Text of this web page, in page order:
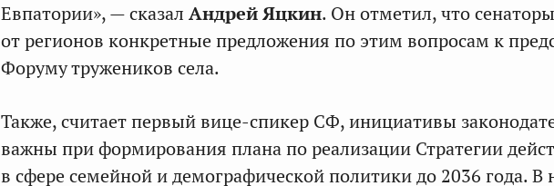
Евпатории», — сказал Андрей Яцкин. Он отметил, что
от регионов конкретные предложения по этим вопросам к
Форуму тружеников села.
Также, считает первый вице-спикер СФ, инициативы
важны при формирования плана по реализации Стратегии
в сфере семейной и демографической политики до 2036 года. В